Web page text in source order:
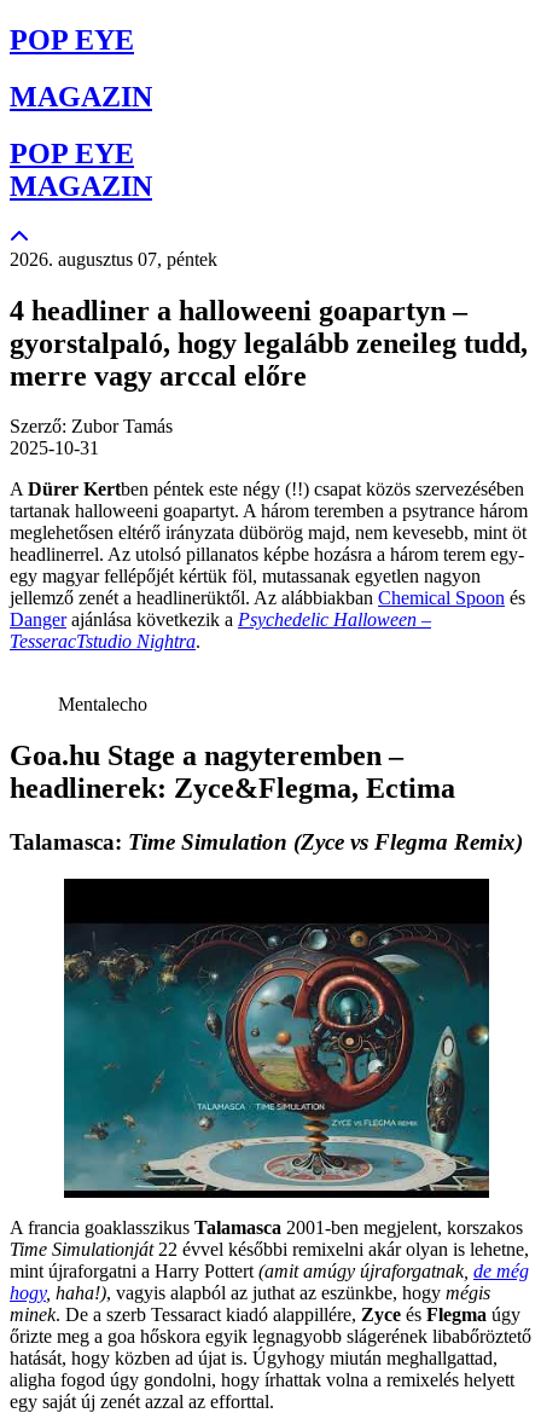
POP EYE
MAGAZIN
POP EYE
MAGAZIN
2026. augusztus 07, péntek
4 headliner a halloweeni goapartyn ‒
gyorstalpaló, hogy legalább zeneileg tudd,
merre vagy arccal előre
Szerző: Zubor Tamás
2025-10-31
ADürer Kertben péntek este négy (!!) csapat közös szervezésében
tartanak halloweeni goapartyt. A három teremben a psytrance három
meglehetősen eltérő irányzata dübörög majd, nem kevesebb, mint öt
headlinerrel. Az utolsó pillanatos képbe hozásra a három terem egy-
egy magyar fellépőjét kértük föl, mutassanak egyetlen nagyon
jellemző zenét a headlinerüktől. Az alábbiakban Chemical Spoon és
Dangerajánlása következik a Psychedelic Halloween –
TesseracTstudio Nightra.
Mentalecho
Goa.hu Stage a nagyteremben –
headlinerek: Zyce&Flegma, Ectima
Talamasca: Time Simulation (Zyce vs Flegma Remix)
Watch this video on YouTube
A francia goaklasszikus Talamasca 2001-ben megjelent, korszakos
Time Simulationját22 évvel későbbi remixelni akár olyan is lehetne,
mint újraforgatni a Harry Pottert (amit amúgy újraforgatnak, de még
hogy, haha!), vagyis alapból az juthat az eszünkbe, hogy mégis
minek. De a szerb Tessaract kiadó alappillére, Zyce és Flegma úgy
őrizte meg a goa hőskora egyik legnagyobb slágerének libabőröztető
hatását, hogy közben ad újat is. Úgyhogy miután meghallgattad,
aligha fogod úgy gondolni, hogy írhattak volna a remixelés helyett
egy saját új zenét azzal az efforttal.